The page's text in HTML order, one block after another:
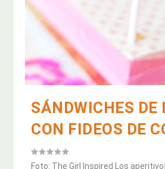
SÁNDWICHES DE
CON FIDEOS DE
Foto: The Girl Inspired Los